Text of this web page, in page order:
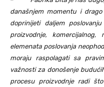
današnjem momentu i
doprinijeti daljem
proizvodnje,
elemenata poslovanja
moraju raspolagati sa
važnosti za donošenje
procesu proizvodnje radi